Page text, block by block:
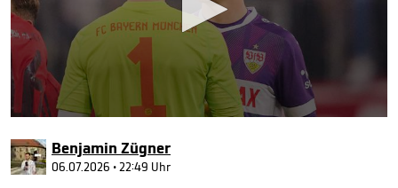
seconds
of
4
minutes,
Benjamin Zügner
06.07.2026 • 22:49 Uhr